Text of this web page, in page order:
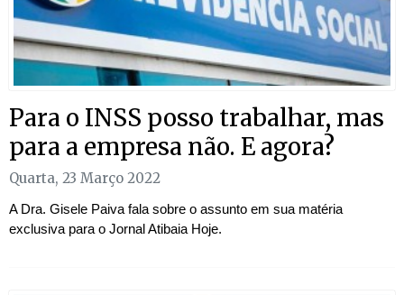
Para o INSS posso trabalhar, mas
para a empresa não. E agora?
Quarta, 23 Março 2022
A Dra. Gisele Paiva fala sobre o assunto em sua matéria
exclusiva para o Jornal Atibaia Hoje.